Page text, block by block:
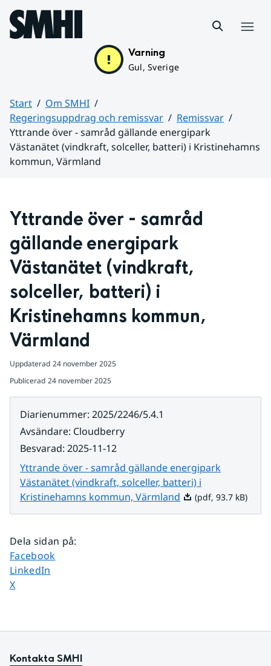
Hoppa till sidans innehåll
Varning
Gul, Sverige
Start
Om SMHI
Regeringsuppdrag och remissvar
Remissvar
Yttrande över - samråd gällande energipark
Västanätet (vindkraft, solceller, batteri) i Kristinehamns
kommun, Värmland
Yttrande över - samråd
gällande energipark
Västanätet (vindkraft,
solceller, batteri) i
Kristinehamns kommun,
Värmland
Uppdaterad 24 november 2025
Publicerad 24 november 2025
Diarienummer: 2025/2246/5.4.1
Avsändare: Cloudberry
Besvarad: 2025-11-12
Yttrande över - samråd gällande energipark
Västanätet (vindkraft, solceller, batteri) i
Kristinehamns kommun, Värmland Pdf, 93.7 kB.
(pdf, 93.7 kB)
Dela sidan på:
Dela sidan på
Facebook
Dela sidan på
LinkedIn
Dela sidan på
X
Kontakta SMHI